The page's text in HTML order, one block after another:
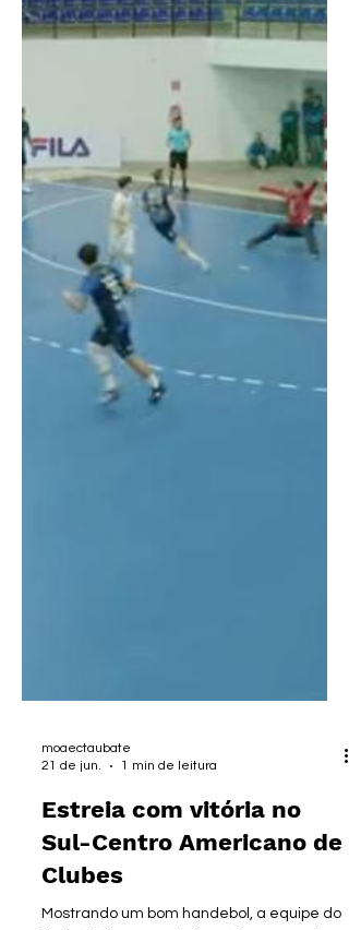
do Argentinos Jrs 22 X 28. Foi um jogo de
a vantagem taubateana,18 a 9. Na etapa
final, o placar fechou em 28 a 22 para o
Handebol Taubaté. O goleiro Emanuel
Evangelista foi escolhido o melhor em
quad
moaectaubate
21 de jun.
1 min de leitura